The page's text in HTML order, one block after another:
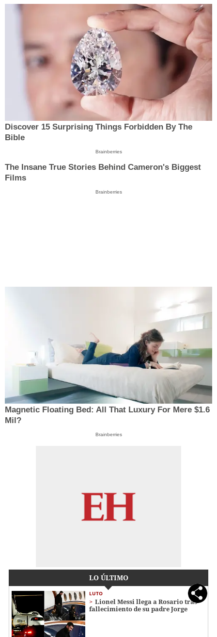
Discover 15 Surprising Things Forbidden By The
Bible
Brainberries
The Insane True Stories Behind Cameron's Biggest
Films
Brainberries
Magnetic Floating Bed: All That Luxury For Mere $1.6
Mil?
Brainberries
LO ÚLTIMO
LUTO
Lionel Messi llega a Rosario tras
fallecimiento de su padre Jorge